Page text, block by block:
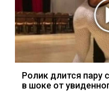
Ролик длится пару
в шоке от